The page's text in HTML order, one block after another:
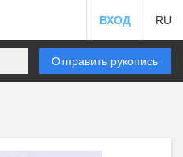
ВХОД RU
Отправить рукопись